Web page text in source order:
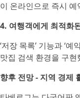
이 온라인으로 즉시
4. 여행객에게 최적화
‘저장 목록’ 기능과 ‘
맛집 검색 환경을 구현
향후 전망 - 지역 경제